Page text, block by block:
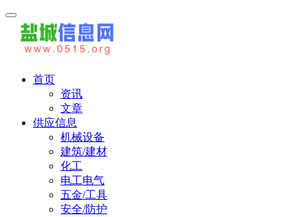
首页
资讯
文章
供应信息
机械设备
建筑/建材
化工
电工电气
五金/工具
安全/防护